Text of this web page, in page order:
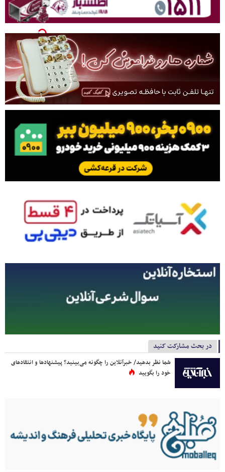
در بحث مشارکت کنید
شما نظر بدهید/ خبرآنلاین را چگونه می‌بینید؟ پیشنهادها و انتقادهای
خود را بگویید